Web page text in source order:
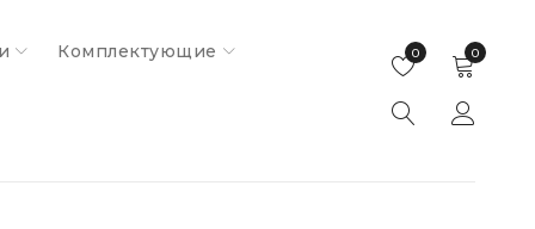
Комплектующие 0
0